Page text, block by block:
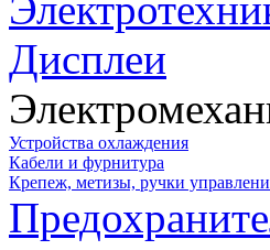
Дисплеи
Устройства охлаждения
Кабели и фурнитура
Крепеж, метизы, ручки